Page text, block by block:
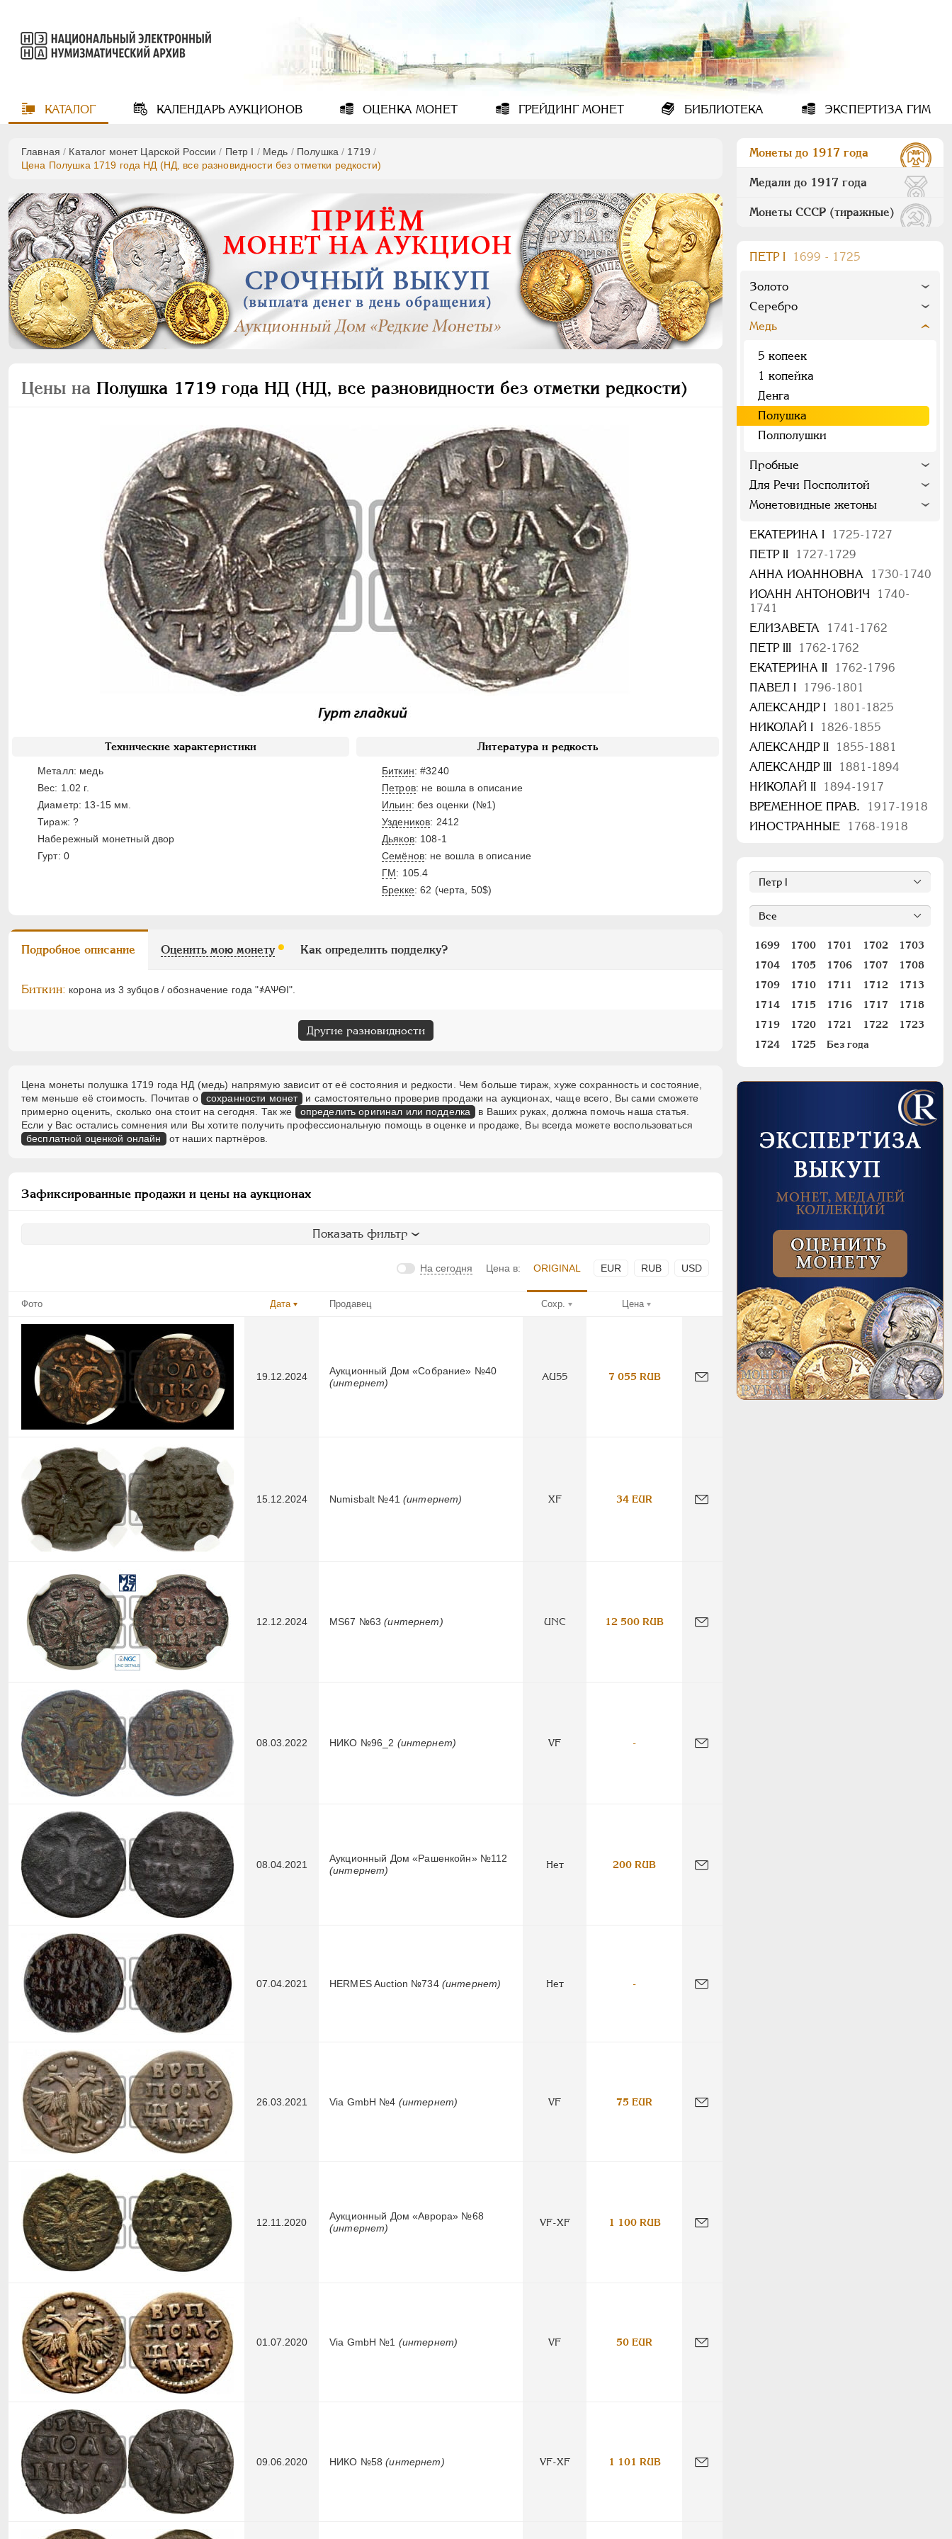
КАТАЛОГ КАЛЕНДАРЬАУКЦИОНОВ ОЦЕНКА МОНЕТ ГРЕЙДИНГМОНЕТ БИБЛИОТЕКА ЭКСПЕРТИЗА ГИМ
Главная / Каталог монет Царской России / Пeтр I / Медь / Полушка / 1719 /
Цена Полушка 1719 года НД (НД, все разновидности без отметки редкости)
Цены на Полушка 1719 года НД (НД, все разновидности без отметки редкости)
Технические характеристики
Металл: медь
Вес: 1.02 г.
Диаметр: 13-15 мм.
Тираж: ?
Набережный монетный двор
Гурт: 0
Литература и редкость
Биткин: #3240
Петров: не вошла в описание
Ильин: без оценки (№1)
Уздеников: 2412
Дьяков: 108-1
Семёнов: не вошла в описание
ГМ: 105.4
Брекке: 62 (черта, 50$)
Подробное описание Оценить мою монету Как определить подделку?
Биткин: корона из 3 зубцов / обозначение года "҂АѰѲI".
Другие разновидности
Цена монеты полушка 1719 года НД (медь) напрямую зависит от её состояния и редкости. Чем больше тираж, хуже сохранность и состояние,
тем меньше её стоимость. Почитав о
сохранности монет
и самостоятельно проверив продажи на аукционах, чаще всего, Вы сами сможете
примерно оценить, сколько она стоит на сегодня. Так же
определить оригинал или подделка
в Ваших руках, должна помочь наша статья.
Если у Вас остались сомнения или Вы хотите получить профессиональную помощь в оценке и продаже, Вы всегда можете воспользоваться
бесплатной оценкой онлайн от наших партнёров.
Зафиксированные продажи и цены на аукционах
Показать фильтр
На сегодня Цена в: ORIGINAL EUR RUB USD
Фото Дата Продавец Сохр. Цена
19.12.2024
Аукционный Дом «Собрание» №40
(интернет)
AU55 7 055 RUB
15.12.2024 Numisbalt №41 (интернет) XF 34 EUR
12.12.2024 MS67 №63(интернет) UNC 12 500 RUB
08.03.2022 НИКО №96_2 (интернет) VF -
08.04.2021
Аукционный Дом «Рашенкойн» №112
(интернет)
Нет 200 RUB
07.04.2021 HERMES Auction №734 (интернет) Нет -
26.03.2021 Via GmbH №4 (интернет) VF 75 EUR
12.11.2020
Аукционный Дом «Аврора» №68
(интернет)
VF-XF 1 100 RUB
01.07.2020 Via GmbH №1 (интернет) VF 50 EUR
09.06.2020 НИКО №58(интернет) VF-XF 1 101 RUB
Монеты до 1917 года
Медали до 1917 года
Монеты СССР (тиражные)
ПEТР I 1699 - 1725
Золото
Серебро
Медь
5 копеек
1 копейка
Денга
Полушка
Полполушки
Пробные
Для Речи Посполитой
Монетовидные жетоны
ЕКАТЕРИНА I
1725-1727
ПЕТР II
1727-1729
АННА ИОАННОВНА
1730-1740
ИОАНН АНТОНОВИЧ
1740-
1741
ЕЛИЗАВЕТА
1741-1762
ПЕТР III
1762-1762
ЕКАТЕРИНА II
1762-1796
ПАВЕЛ I
1796-1801
АЛЕКСАНДР I
1801-1825
НИКОЛАЙ I
1826-1855
АЛЕКСАНДР II
1855-1881
АЛЕКСАНДР III
1881-1894
НИКОЛАЙ II
1894-1917
ВРЕМЕННОЕ ПРАВ.
1917-1918
ИНОСТРАННЫЕ
1768-1918
1699 1700 1701 1702
1703
1704
1705 1706 1707
1708
1709
1710 1711 1712
1713
1714
1715 1716 1717
1718
1719
1720 1721 1722
1723
1724
1725 Без года